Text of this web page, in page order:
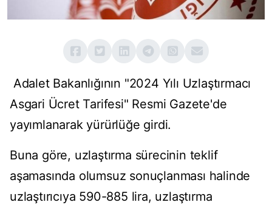
Adalet Bakanlığının "2024 Yılı Uzlaştırmacı
Asgari Ücret Tarifesi" Resmi Gazete'de
yayımlanarak yürürlüğe girdi.
Buna göre, uzlaştırma sürecinin teklif
aşamasında olumsuz sonuçlanması halinde
uzlaştırıcıya 590-885 lira, uzlaştırma